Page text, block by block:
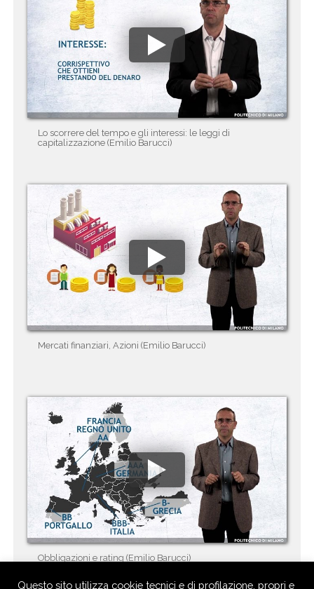
Lo scorrere del tempo e gli interessi: le leggi di
capitalizzazione (Emilio Barucci)
Mercati finanziari, Azioni (Emilio Barucci)
Obbligazioni e rating (Emilio Barucci)
Questo sito utilizza cookie tecnici e di profilazione, propri e